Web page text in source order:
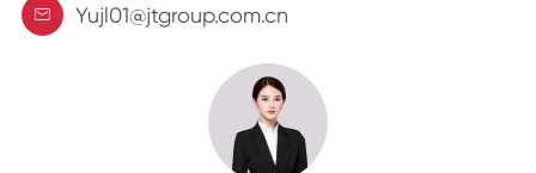
 Yujl01@jtgroup.com.cn